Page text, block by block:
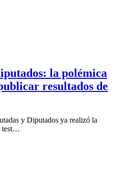
la polémica
resultados de
y Diputados ya realizó la
test…